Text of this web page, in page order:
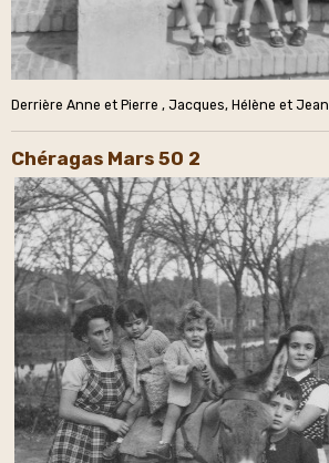
Derrière Anne et Pierre , Jacques, Hélène et Jean
Chéragas Mars 50 2